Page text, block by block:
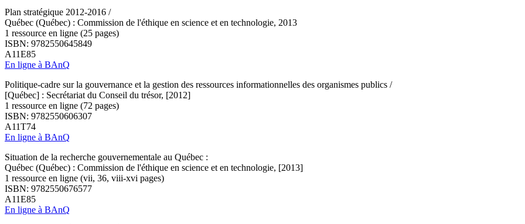
Plan stratégique 2012-2016 /
Québec (Québec) : Commission de l'éthique en science et en technologie, 2013
1 ressource en ligne (25 pages)
ISBN: 9782550645849
A11E85
En ligne à BAnQ
Politique-cadre sur la gouvernance et la gestion des ressources informationnelles des organismes publics /
[Québec] : Secrétariat du Conseil du trésor, [2012]
1 ressource en ligne (72 pages)
ISBN: 9782550606307
A11T74
En ligne à BAnQ
Situation de la recherche gouvernementale au Québec :
Québec (Québec) : Commission de l'éthique en science et en technologie, [2013]
1 ressource en ligne (vii, 36, viii-xvi pages)
ISBN: 9782550676577
A11E85
En ligne à BAnQ